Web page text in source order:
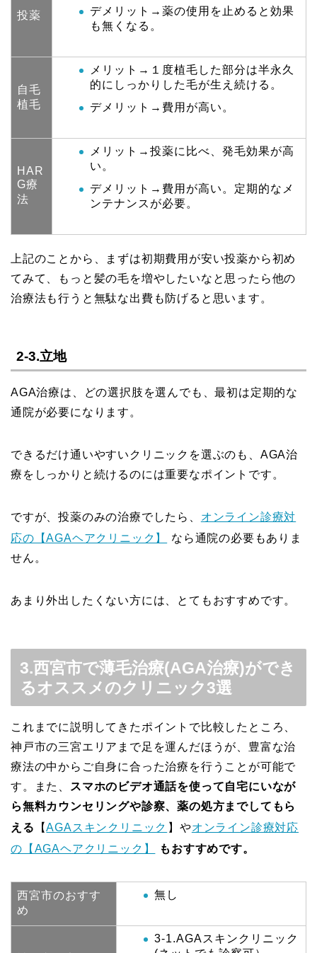
投薬
デメリット→薬の使用を止めると効果
も無くなる。
自毛
植毛
メリット→１度植毛した部分は半永久
的にしっかりした毛が生え続ける。
デメリット→費用が高い。
HAR
G療
法
メリット→投薬に比べ、発毛効果が高
い。
デメリット→費用が高い。定期的なメ
ンテナンスが必要。
上記のことから、まずは初期費用が安い投薬から初め
てみて、もっと髪の毛を増やしたいなと思ったら他の
治療法も行うと無駄な出費も防げると思います。
2-3.立地
AGA治療は、どの選択肢を選んでも、最初は定期的な
通院が必要になります。
できるだけ通いやすいクリニックを選ぶのも、AGA治
療をしっかりと続けるのには重要なポイントです。
ですが、投薬のみの治療でしたら、 オンライン診療対
応の【AGAヘアクリニック】
なら通院の必要もありま
せん。
あまり外出したくない方には、とてもおすすめです。
3.西宮市で薄毛治療(AGA治療)ができ
るオススメのクリニック3選
これまでに説明してきたポイントで比較したところ、
神戸市の三宮エリアまで足を運んだほうが、豊富な治
療法の中からご自身に合った治療を行うことが可能で
す。また、
スマホのビデオ通話を使って自宅にいなが
ら無料カウンセリングや診察、薬の処方までしてもら
える 【AGAスキンクリニック 】やオンライン診療対応
の【AGAヘアクリニック】
もおすすめです。
西宮市のおすす
め
無し
3-1.AGAスキンクリニック